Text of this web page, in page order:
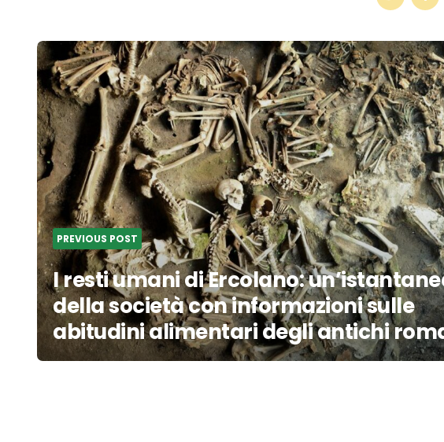
Post
navigation
PREVIOUS POST
I resti umani di Ercolano:
della società con informazioni sulle
abitudini alimentari degli antichi